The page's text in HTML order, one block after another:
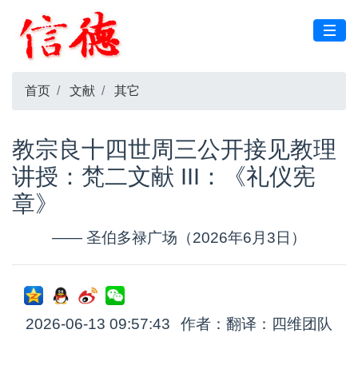
首页 文献 其它
教宗良十四世周三公开接见教理
讲授：梵二文献 III：《礼仪宪
章》
—— 圣伯多禄广场（2026年6月3日）
2026-06-13 09:57:43 作者：翻译：四维团队